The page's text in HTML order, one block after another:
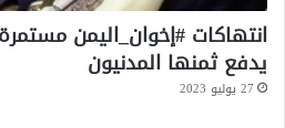
انتهاكات #إخوان_اليمن
يدفع ثمنها المدنيون
27 يوليو 2023